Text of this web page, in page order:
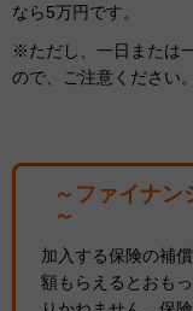
なら5万円です。
※ただし、一日または
ので、ご注意ください。
～ファイナン
～
加入する保険の補
額もらえるとおも